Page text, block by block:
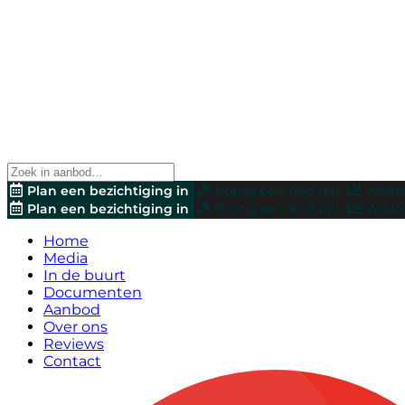
Plan een bezichtiging in Breng een bod uit!
Plan een bezichtiging in
Breng een bod uit!
Home
Media
In de buurt
Documenten
Aanbod
Over ons
Reviews
Contact